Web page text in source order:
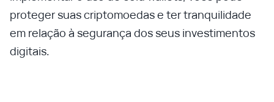
proteger suas criptomoedas e ter tranquilidade
em relação à segurança dos seus investimentos
digitais.